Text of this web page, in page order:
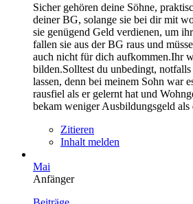
Sicher gehören deine Söhne,
deiner BG, solange sie bei dir mit
sie genügend Geld verdienen, um
fallen sie aus der BG raus und
auch nicht für dich aufkommen.Ihr
bilden.Solltest du unbedingt,
lassen, denn bei meinem Sohn war
rausfiel als er gelernt hat und
bekam weniger Ausbildungsgeld als
Zitieren
Inhalt melden
Mai
Anfänger